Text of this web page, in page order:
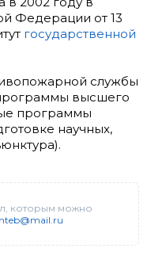
Федерации от 13
государственной
службы
высшего
программы
научных,
которым можно